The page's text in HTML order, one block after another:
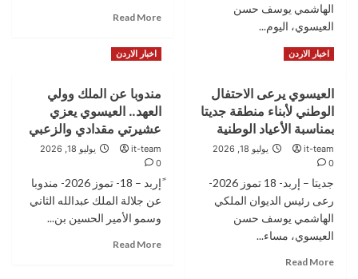
المجتمع
المحلي
الهاشمي يوسف حسن
العيسوي، اليوم...
Read More
Read
العيسوي
يرعى
احتفال
معان
بالأعياد
الوطنية
تحت
شعار
Read More
about
مندوبا
الملك
العهد..
العيسوي
يعزي
الفواعير
والخلايلة
اخبار الاردن
العيسوي يرعى الاحتفال
الوطني لأبناء منطقة جديتا
بمناسبة الأعياد الوطنية
it-team
يوليو 18, 2026
0
جديتا – إربد- 18 تموز 2026-
رعى رئيس الديوان الملكي
الهاشمي يوسف حسن
العيسوي، مساء...
Read More
اخبار الاردن
مندوبا عن الملك وولي
العهد.. العيسوي يعزي
عشيرتي مقدادي والزعبي
it-team
يوليو 18, 2026
0
ًإربد – 18- تموز 2026- مندوبا
عن جلالة الملك عبدالله الثاني
وسمو الأمير الحسين بن...
Read More